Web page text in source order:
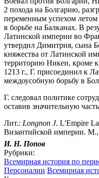
2 похода на Болгарию,
переменным успехом
в борьбе на Балканах. В
Латинской империи во
утвердил Димитрия, сына
княжества от Латинской
территорию Никеи, кроме
1213 г., Г. присоединил к
междоусобную борьбу в
Г. следовал политике
оставив значительную
Лит.: Longnon J. L'Empire
Византийской империи. М.,
И. Н. Попов
Рубрики:
Всемирная история по
Персоналии Всемирная